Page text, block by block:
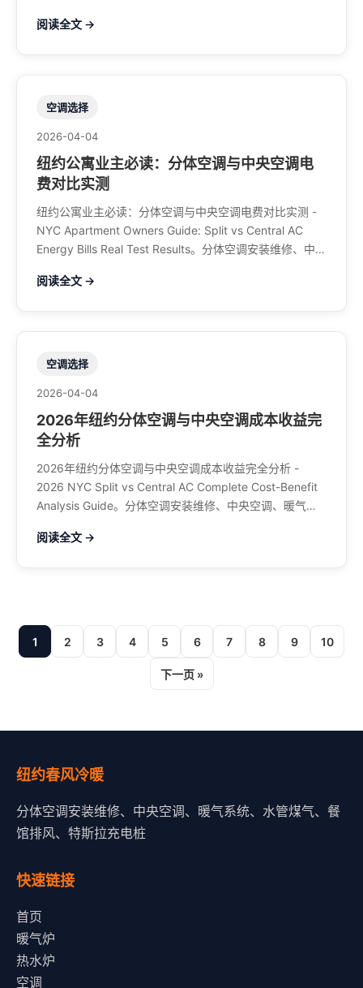
8979
阅读全文 →
空调选择
2026-04-04
纽约公寓业主必读：分体空调与中央空调电
费对比实测
纽约公寓业主必读：分体空调与中央空调电费对比实测 -
NYC Apartment Owners Guide: Split vs Central AC
Energy Bills Real Test Results。分体空调安装维修、中央
电话：929-708-8979
阅读全文 →
空调选择
2026-04-04
2026年纽约分体空调与中央空调成本收益完
全分析
2026年纽约分体空调与中央空调成本收益完全分析 -
2026 NYC Split vs Central AC Complete Cost-Benefit
Analysis Guide。分体空调安装维修、中央空调、暖气系
708-8979
阅读全文 →
1 2 3 4 5 6 7 8 9 10
下一页 »
纽约春风冷暖
分体空调安装维修、中央空调、暖气系统、水管煤气、餐
馆排风、特斯拉充电桩
快速链接
首页
暖气炉
热水炉
空调